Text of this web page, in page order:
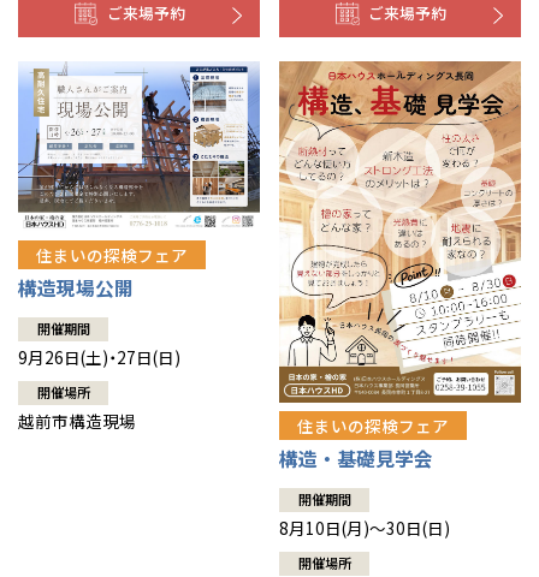
ご来場予約 ご来場予約
住まいの探検フェア
構造現場公開
開催期間
9月26日(土)・27日(日)
開催場所
越前市構造現場 住まいの探検フェア
構造・基礎見学会
開催期間
8月10日(月)～30日(日)
開催場所